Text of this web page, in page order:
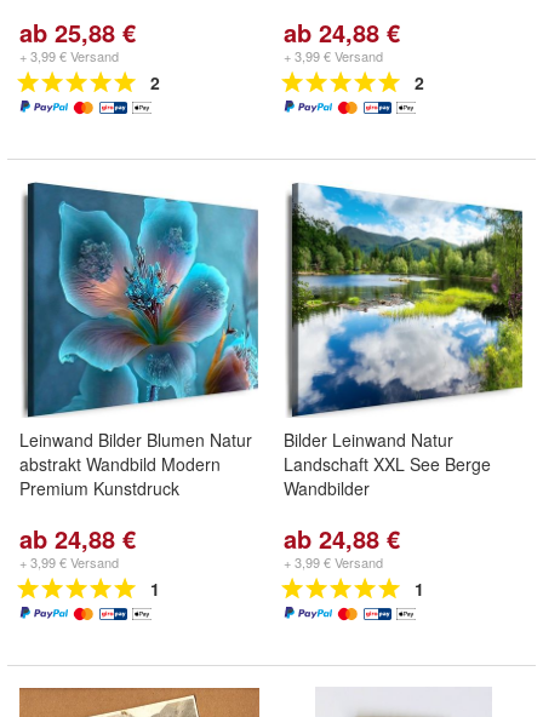
ab 25,88 €
+ 3,99 € Versand
2
ab 24,88 €
+ 3,99 € Versand
2
Leinwand Bilder Blumen Natur
abstrakt Wandbild Modern
Premium Kunstdruck
ab 24,88 €
+ 3,99 € Versand
1
Bilder Leinwand Natur
Landschaft XXL See Berge
Wandbilder
ab 24,88 €
+ 3,99 € Versand
1